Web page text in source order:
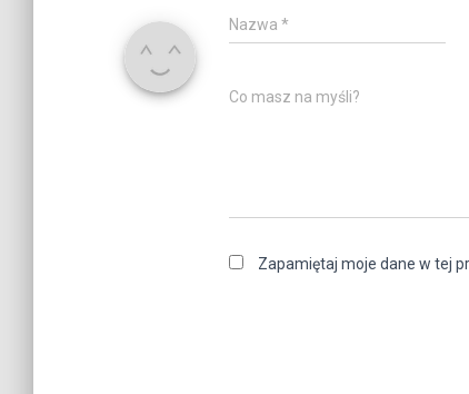
Nazwa *
Co masz na myśli?
Zapamiętaj moje dane w tej